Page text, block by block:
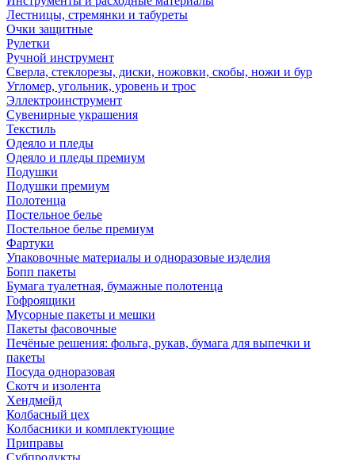
Лестницы, стремянки и табуреты
Очки защитные
Рулетки
Ручной инструмент
Сверла, стеклорезы, диски, ножовки, скобы, ножи и бур
Угломер, угольник, уровень и трос
Эллектроинструмент
Сувенирные украшения
Текстиль
Одеяло и пледы
Одеяло и пледы премиум
Подушки
Подушки премиум
Полотенца
Постельное белье
Постельное белье премиум
Фартуки
Упаковочные материалы и одноразовые изделия
Бопп пакеты
Бумага туалетная, бумажные полотенца
Гофроящики
Мусорные пакеты и мешки
Пакеты фасовочные
Печёные решения: фольга, рукав, бумага для выпечки и
пакеты
Посуда одноразовая
Скотч и изолента
Хендмейд
Колбасный цех
Колбасники и комплектующие
Приправы
Субпродукты